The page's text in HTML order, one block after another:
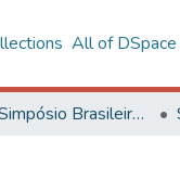
All of DSpace
SBQP - Simpósio Brasileiro de Qualidade do Projeto no Ambiente Construído